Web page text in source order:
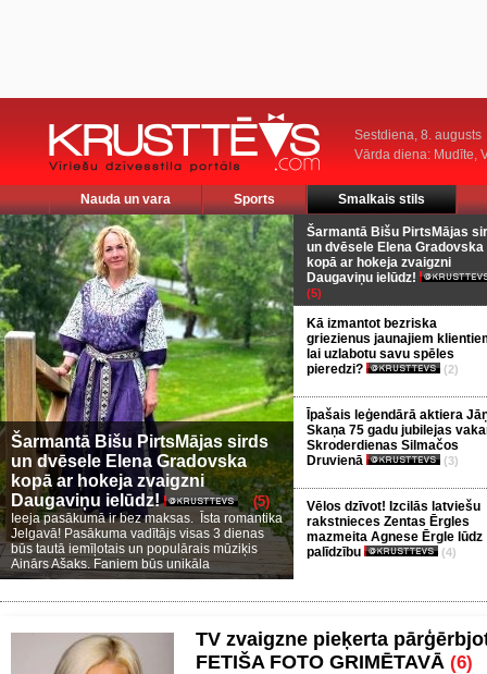
Sestdiena, 8. augusts
Vārda diena: Mudīte,
Nauda un vara Sports Smalkais stils
Šarmantā Bišu PirtsMājas sirds
un dvēsele Elena Gradovska
kopā ar hokeja zvaigzni
Daugaviņu ielūdz!
(5)
Ieeja pasākumā ir bez maksas. Īsta romantika
Jelgavā! Pasākuma vadītājs visas 3 dienas
būs tautā iemīļotais un populārais mūziķis
Ainārs Ašaks. Faniem būs unikāla
Šarmantā Bišu PirtsMājas
un dvēsele Elena Gradovska
kopā ar hokeja zvaigzni
Daugaviņu ielūdz!
(5)
Kā izmantot bezriska
griezienus jaunajiem
lai uzlabotu savu spēles
pieredzi?
(2)
Īpašais leģendārā aktiera
Skaņa 75 gadu jubilejas
Skroderdienas Silmačos
Druvienā
(3)
Vēlos dzīvot! Izcilās latviešu
rakstnieces Zentas Ērgles
mazmeita Agnese Ērgle lūdz
palīdzību
(4)
TV zvaigzne pieķerta
FETIŠA FOTO GRIMĒTAVĀ (6)